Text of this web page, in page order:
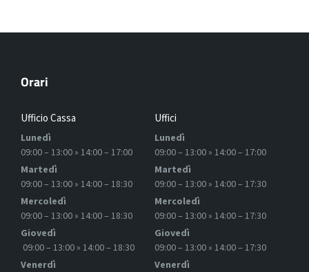
Orari
Ufficio Cassa
Lunedì
09:00 – 13:00 » 14:00 – 17:00
Martedì
09:00 – 13:00 » 14:00 – 18:30
Mercoledì
09:00 – 13:00 » 14:00 – 18:30
Giovedì
09:00 – 13:00 » 14:00 – 18:30
Venerdì
Uffici
Lunedì
09:00 – 13:00 » 14:00 – 17:00
Martedì
09:00 – 13:00 » 14:00 – 17:30
Mercoledì
09:00 – 13:00 » 14:00 – 17:30
Giovedì
09:00 – 13:00 » 14:00 – 17:30
Venerdì